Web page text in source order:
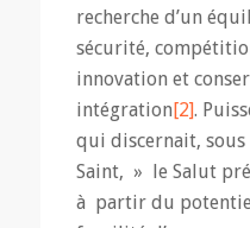
recherche d’un
sécurité,
innovation et
intégration[2].
qui discernait, sous
Saint, » le Salut
à partir du